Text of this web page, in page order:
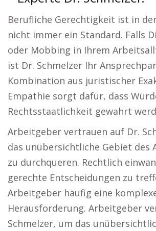
Berufliche Gerechtigkeit ist in
nicht immer ein Standard. Falls
oder Mobbing in Ihrem
ist Dr. Schmelzer Ihr
Kombination aus juristischer
Empathie sorgt dafür, dass
Rechtsstaatlichkeit gewahrt
Arbeitgeber vertrauen auf Dr.
das unübersichtliche Gebiet des
zu durchqueren. Rechtlich
gerechte Entscheidungen zu
Arbeitgeber häufig eine
Herausforderung. Arbeitgeber
Schmelzer, um das